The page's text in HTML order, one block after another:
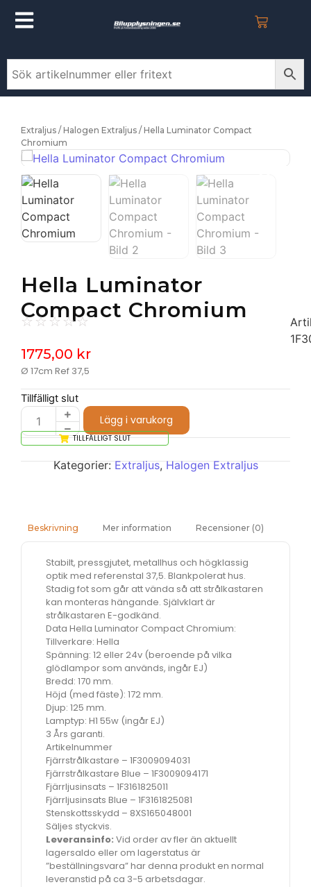
Extraljus / Halogen Extraljus / Hella Luminator Compact
Chromium
Hella Luminator
Compact Chromium
☆☆ ☆☆☆
1775,00 kr
Ø 17cm Ref 37,5
Tillfälligt slut
Lägg i varukorg
TILLFÄLLIGT SLUT
Kategorier:Extraljus,Halogen Extraljus
Beskrivning Mer information Recensioner (0)
Stabilt, pressgjutet, metallhus och högklassig
optik med referenstal 37,5. Blankpolerat hus.
Stadig fot som går att vända så att strålkastaren
kan monteras hängande. Självklart är
strålkastaren E-godkänd.
Data Hella Luminator Compact Chromium:
Tillverkare: Hella
Spänning: 12 eller 24v (beroende på vilka
glödlampor som används, ingår EJ)
Bredd: 170 mm.
Höjd (med fäste): 172 mm.
Djup: 125 mm.
Lamptyp: H1 55w (ingår EJ)
3 Års garanti.
Artikelnummer
Fjärrstrålkastare – 1F3009094031
Fjärrstrålkastare Blue – 1F3009094171
Fjärrljusinsats – 1F3161825011
Fjärrljusinsats Blue – 1F3161825081
Stenskottsskydd – 8XS165048001
Säljes styckvis.
Leveransinfo: Vid order av fler än aktuellt
lagersaldo eller om lagerstatus är
”beställningsvara” har denna produkt en normal
leveranstid på ca 3-5 arbetsdagar.